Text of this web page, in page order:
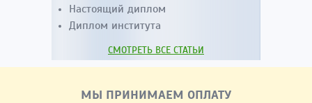
Настоящий диплом
Диплом института
СМОТРЕТЬ ВСЕ СТАТЬИ
МЫ ПРИНИМАЕМ ОПЛАТУ